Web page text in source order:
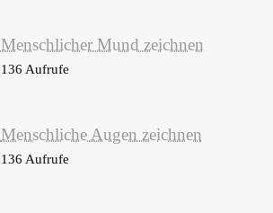
Menschlicher Mund zeichnen
136 Aufrufe
Menschliche Augen zeichnen
136 Aufrufe